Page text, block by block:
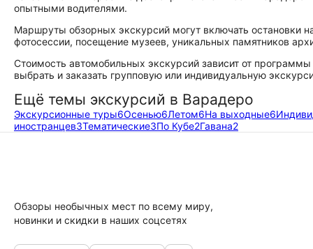
опытными водителями.
Маршруты обзорных экскурсий могут включать остановки
фотосессии, посещение музеев, уникальных памятников
Стоимость автомобильных экскурсий зависит от
выбрать и заказать групповую или индивидуальную
Ещё темы экскурсий в Варадеро
Экскурсионные туры6Осенью6Летом6На выходные6
иностранцев3Тематические3По Кубе2Гавана2
Обзоры необычных мест по всему миру,
новинки и скидки в наших соцсетях